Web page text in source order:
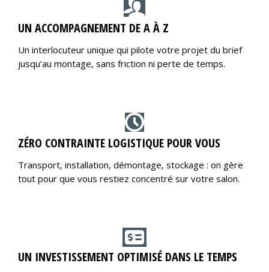
UN ACCOMPAGNEMENT DE A À Z
Un interlocuteur unique qui pilote votre projet du brief
jusqu’au montage, sans friction ni perte de temps.
ZÉRO CONTRAINTE LOGISTIQUE POUR VOUS
Transport, installation, démontage, stockage : on gère
tout pour que vous restiez concentré sur votre salon.
UN INVESTISSEMENT OPTIMISÉ DANS LE TEMPS